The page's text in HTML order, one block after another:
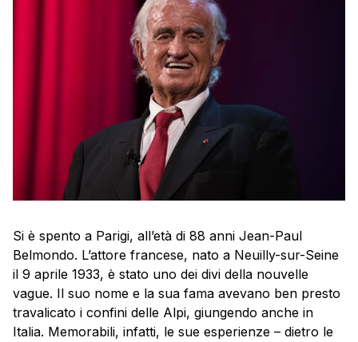
Si è spento a Parigi, all’età di 88 anni Jean-Paul
Belmondo. L’attore francese, nato a Neuilly-sur-Seine
il 9 aprile 1933, è stato uno dei divi della nouvelle
vague. Il suo nome e la sua fama avevano ben presto
travalicato i confini delle Alpi, giungendo anche in
Italia. Memorabili, infatti, le sue esperienze – dietro le